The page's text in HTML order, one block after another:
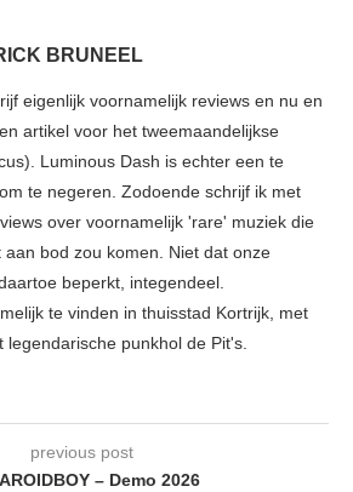
BRUNEEL
eigenlijk voornamelijk reviews en nu en
artikel voor het tweemaandelijkse
Luminous Dash is echter een te
te negeren. Zodoende schrijf ik met
over voornamelijk 'rare' muziek die
bod zou komen. Niet dat onze
beperkt, integendeel.
te vinden in thuisstad Kortrijk, met
legendarische punkhol de Pit's.
previous post
– Demo 2026